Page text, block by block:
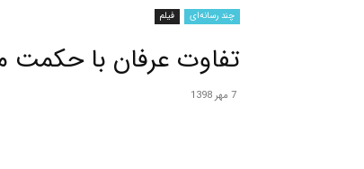
چند رسانه‌ای فیلم
تفاوت عرفان با حکمت
7 مهر 1398